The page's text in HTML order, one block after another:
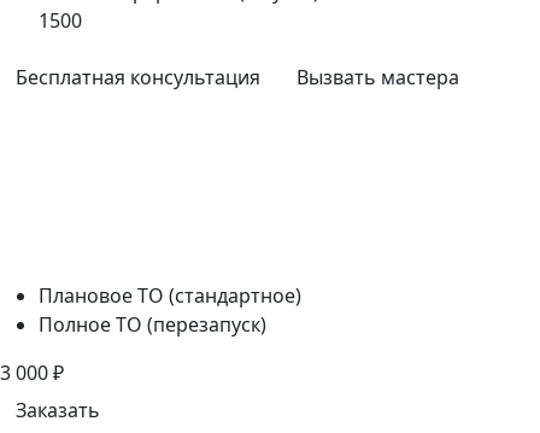
1500
Бесплатная консультация Вызвать мастера
Плановое ТО (стандартное)
Полное ТО (перезапуск)
3 000₽
Заказать